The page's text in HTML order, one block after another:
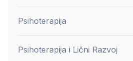
Psihoterapija
Psihoterapija i Lični Razvoj